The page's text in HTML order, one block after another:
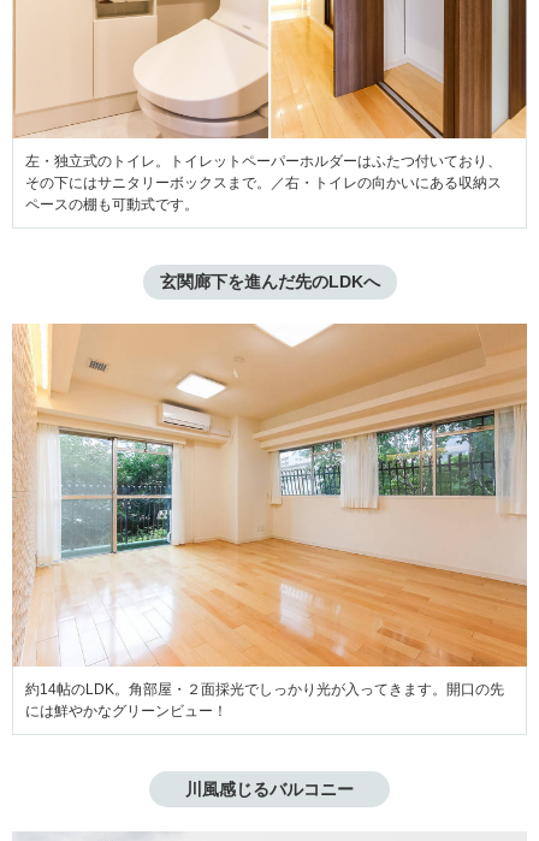
左・独立式のトイレ。トイレットペーパーホルダーはふたつ付いており、
その下にはサニタリーボックスまで。／右・トイレの向かいにある収納ス
ペースの棚も可動式です。
玄関廊下を進んだ先のLDKへ
約14帖のLDK。角部屋・２面採光でしっかり光が入ってきます。開口の先
には鮮やかなグリーンビュー！
川風感じるバルコニー